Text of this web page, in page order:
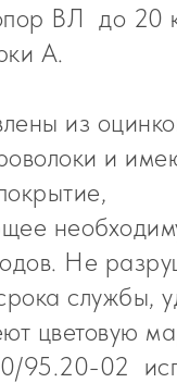
ВЛ до 20
А.
из
и
Не
службы,
цветовую
95.20-02